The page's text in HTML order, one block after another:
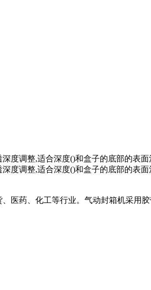
度调整,适合深度()和盒子的底部的表
度调整,适合深度()和盒子的底部的表
医药、化工等行业。气动封箱机采用